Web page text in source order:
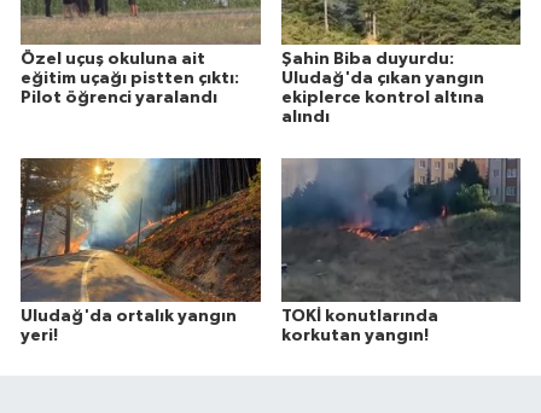
Özel uçuş okuluna ait
eğitim uçağı pistten çıktı:
Pilot öğrenci yaralandı
Şahin Biba duyurdu:
Uludağ'da çıkan yangın
ekiplerce kontrol altına
alındı
Uludağ'da ortalık yangın
yeri!
TOKİ konutlarında
korkutan yangın!